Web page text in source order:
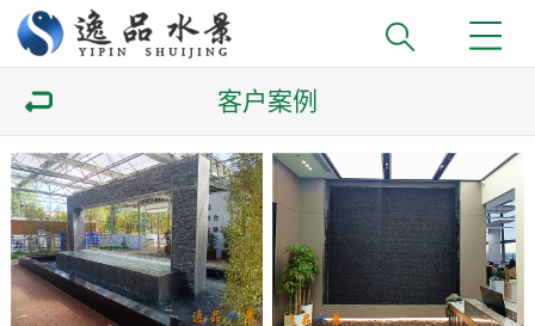
客户案例